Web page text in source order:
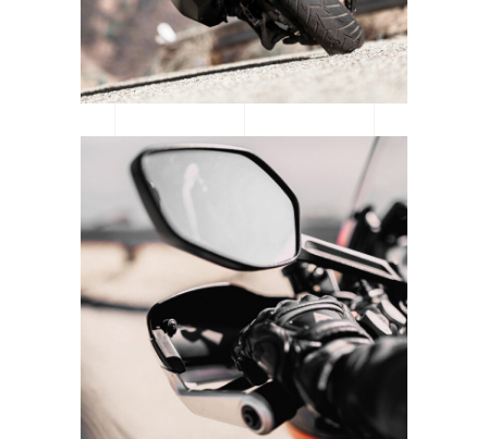
SUPERCROSS SEASON